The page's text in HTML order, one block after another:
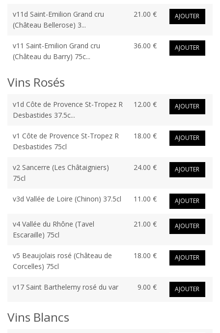
v11d Saint-Emilion Grand cru
(Château Bellerose) 3...
21.00 € AJOUTER
v11 Saint-Emilion Grand cru
(Château du Barry) 75c...
36.00 € AJOUTER
Vins Rosés
v1d Côte de Provence St-Tropez R
Desbastides 37.5c...
12.00 € AJOUTER
v1 Côte de Provence St-Tropez R
Desbastides 75cl
18.00 € AJOUTER
v2 Sancerre (Les Châtaigniers)
75cl
24.00 € AJOUTER
v3d Vallée de Loire (Chinon) 37.5cl 11.00 € AJOUTER
v4 Vallée du Rhône (Tavel
Escaraille) 75cl
21.00 € AJOUTER
v5 Beaujolais rosé (Château de
Corcelles) 75cl
18.00 € AJOUTER
v17 Saint Barthelemy rosé du var 9.00 € AJOUTER
Vins Blancs